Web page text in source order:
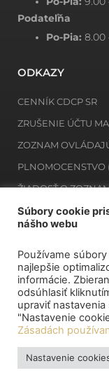
Podateľňa
Po-Pia:8.00
ODKAZY
CENNÍK CDCP SR
ZRUŠENIE ÚČTU
ZOZNAM
PLNOMOCENSTVO
ŽIADOSŤ O
ŽIADOSŤ O
NEWSLETTER
Prihlásiť sa
MÔJ DEPOZITÁR
Súbory cookie
nášho webu
Používame
najlepšie
informácie.
odsúhlasiť
upraviť
"Nastavenie
Zásadách
Nastavenie